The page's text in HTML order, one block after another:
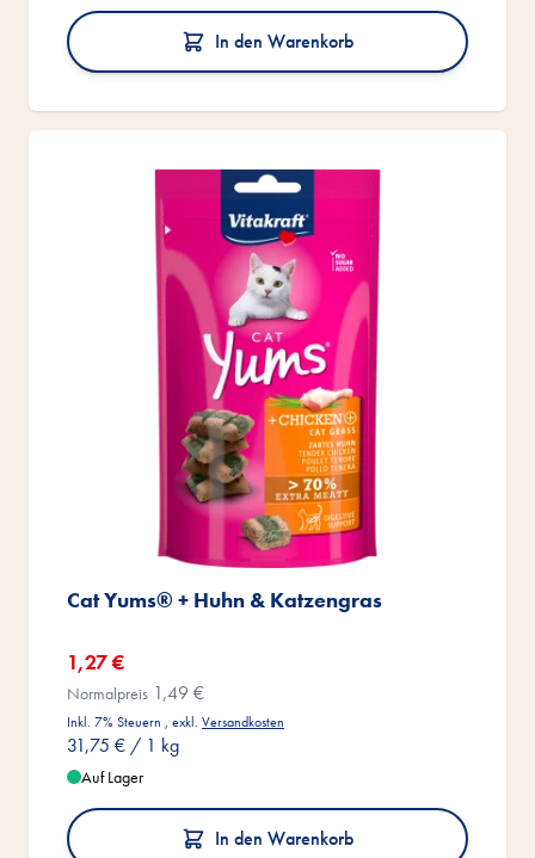
In den Warenkorb
Cat Yums® + Huhn & Katzengras
Sonderangebot
1,27 €
Normalpreis 1,49 €
Inkl. 7% Steuern , exkl. Versandkosten
31,75 € / 1 kg
Auf Lager
In den Warenkorb